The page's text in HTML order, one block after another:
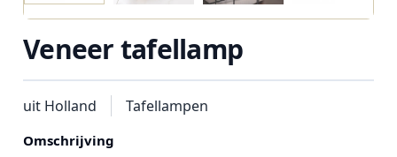
Veneer tafellamp
uit Holland Tafellampen
Omschrijving